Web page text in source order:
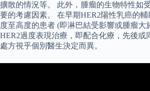
擴散的情況等。 此外，腫瘤的生物特性如
要的考慮因素。 在早期HER2陽性乳癌的
度至高度的患者 (即淋巴結受影響或腫瘤大
HER2過度表現治療，即配合化療，先後或
處方視乎個別醫生決定而異。